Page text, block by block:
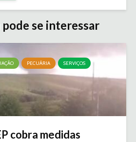
se interessar
PECUÁRIA SERVIÇOS
cobra medidas